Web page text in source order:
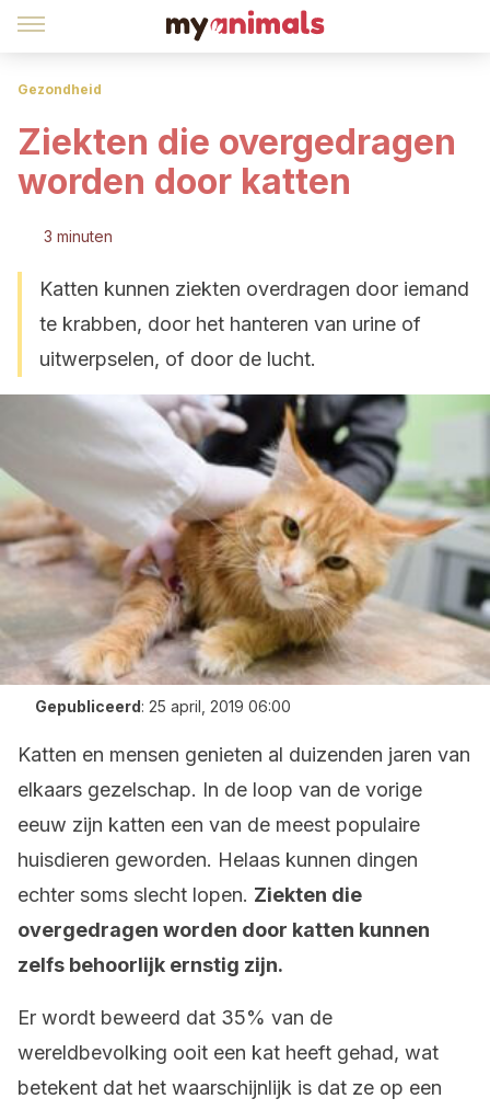
Gezondheid
Ziekten die overgedragen
worden door katten
3 minuten
Katten kunnen ziekten overdragen door iemand
te krabben, door het hanteren van urine of
uitwerpselen, of door de lucht.
Gepubliceerd: 25 april, 2019 06:00
Katten en mensen genieten al duizenden jaren van
elkaars gezelschap. In de loop van de vorige
eeuw zijn katten een van de meest populaire
huisdieren geworden. Helaas kunnen dingen
echter soms slecht lopen. Ziekten die
overgedragen worden door katten kunnen
zelfs behoorlijk ernstig zijn.
Er wordt beweerd dat 35% van de
wereldbevolking ooit een kat heeft gehad, wat
betekent dat het waarschijnlijk is dat ze op een